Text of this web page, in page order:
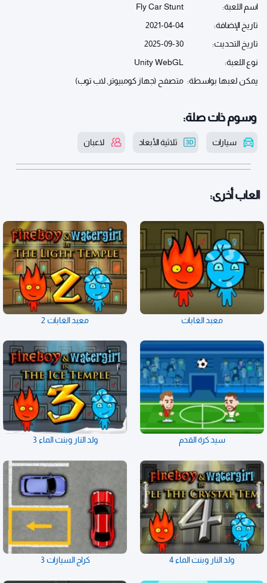
اسم اللعبة:
Fly Car Stunt
تاريخ الإضافة:
2021-04-04
تاريخ التحديث:
2025-09-30
نوع اللعبة:
Unity WebGL
يمكن لعبها بواسطة: متصفح (جهاز كومبيوتر, لاب توب)
وسوم ذات صلة:
سيارات ثلاثية الأبعاد لاعبان
العاب أخرى:
معبد الغابات معبد الغابات 2
سيد كرة القدم ولد النار وبنت الماء 3
ولد النار وبنت الماء 4 كراج السيارات 3